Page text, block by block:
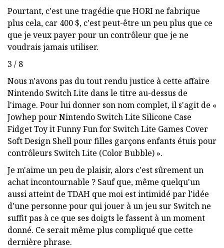
Pourtant, c'est une tragédie que HORI ne fabrique
plus cela, car 400 $, c'est peut-être un peu plus que ce
que je veux payer pour un contrôleur que je ne
voudrais jamais utiliser.
3 / 8
Nous n'avons pas du tout rendu justice à cette affaire
Nintendo Switch Lite dans le titre au-dessus de
l'image. Pour lui donner son nom complet, il s'agit de «
Jowhep pour Nintendo Switch Lite Silicone Case
Fidget Toy it Funny Fun for Switch Lite Games Cover
Soft Design Shell pour filles garçons enfants étuis pour
contrôleurs Switch Lite (Color Bubble) ».
Je m'aime un peu de plaisir, alors c'est sûrement un
achat incontournable ? Sauf que, même quelqu'un
aussi atteint de TDAH que moi est intimidé par l'idée
d'une personne pour qui jouer à un jeu sur Switch ne
suffit pas à ce que ses doigts le fassent à un moment
donné. Ce serait même plus compliqué que cette
dernière phrase.